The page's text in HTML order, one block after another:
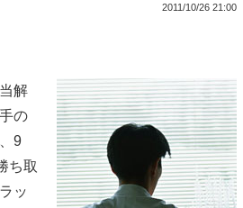
2011/10/26 21:00
解
の
9
ち取
ッ